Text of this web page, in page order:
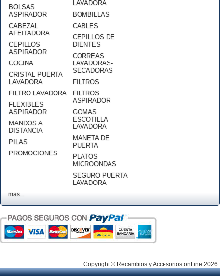
BOLSAS
ASPIRADOR
CABEZAL
AFEITADORA
CEPILLOS
ASPIRADOR
COCINA
CRISTAL PUERTA
LAVADORA
FILTRO LAVADORA
FLEXIBLES
ASPIRADOR
MANDOS A
DISTANCIA
PILAS
PROMOCIONES
LAVADORA
BOMBILLAS
CABLES
CEPILLOS DE
DIENTES
CORREAS
LAVADORAS-
SECADORAS
FILTROS
FILTROS
ASPIRADOR
GOMAS
ESCOTILLA
LAVADORA
MANETA DE
PUERTA
PLATOS
MICROONDAS
SEGURO PUERTA
LAVADORA
mas...
Copyright © Recambios y Accesorios onLine 2026